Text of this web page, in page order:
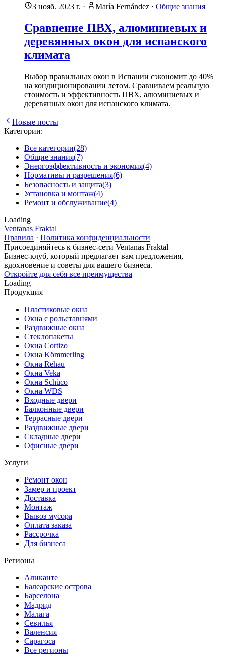
3 нояб. 2023 г. · María Fernández · Общие знания
Сравнение ПВХ, алюминиевых и
деревянных окон для испанского
климата
Выбор правильных окон в Испании сэкономит до 40%
на кондиционировании летом. Сравниваем реальную
стоимость и эффективность ПВХ, алюминиевых и
деревянных окон для испанского климата.
Новые посты
Категории:
Все категории(28)
Общие знания(7)
Энергоэффективность и экономия(4)
Нормативы и разрешения(6)
Безопасность и защита(3)
Установка и монтаж(4)
Ремонт и обслуживание(4)
Loading
Ventanas Fraktal
Правила · Политика конфиденциальности
Присоединяйтесь к бизнес-сети Ventanas Fraktal
Бизнес-клуб, который предлагает вам предложения,
вдохновение и советы для вашего бизнеса.
Откройте для себя все преимущества
Loading
Продукция
Пластиковые окна
Окна с рольставнями
Раздвижные окна
Стеклопакеты
Окна Cortizo
Окна Kömmerling
Окна Rehau
Окна Veka
Окна Schüco
Окна WDS
Входные двери
Балконные двери
Террасные двери
Раздвижные двери
Складные двери
Офисные двери
Услуги
Ремонт окон
Замер и проект
Доставка
Монтаж
Вывоз мусора
Оплата заказа
Рассрочка
Для бизнеса
Регионы
Аликанте
Балеарские острова
Барселона
Мадрид
Малага
Севилья
Валенсия
Сарагоса
Все регионы